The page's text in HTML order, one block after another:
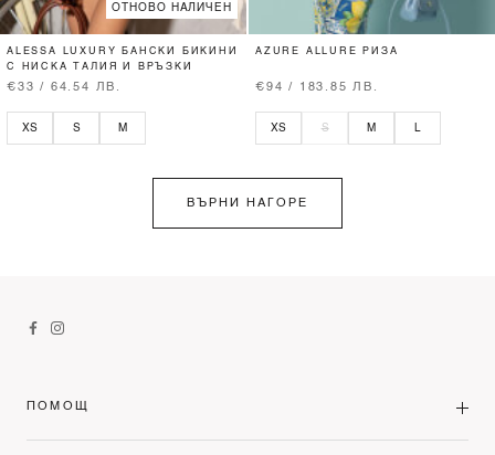
ОТНОВО НАЛИЧЕН
ALESSA LUXURY БАНСКИ БИКИНИ
С НИСКА ТАЛИЯ И ВРЪЗКИ
€33 / 64.54 ЛВ.
XS S M
AZURE ALLURE РИЗА
€94 / 183.85 ЛВ.
XS S M
ВЪРНИ НАГОРЕ
ПОМОЩ